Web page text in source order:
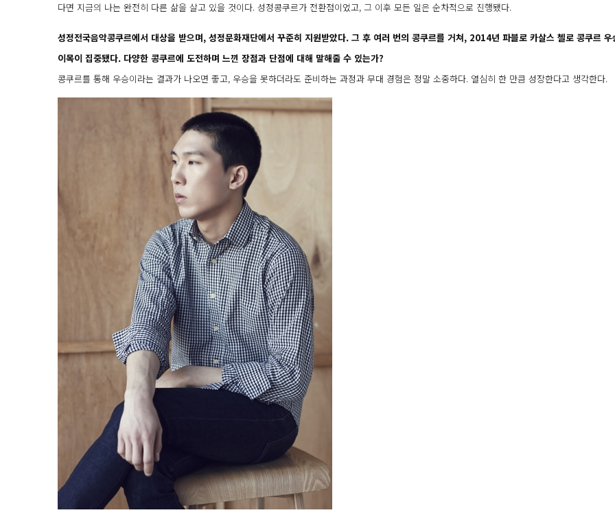
다면 지금의 나는 완전히 다른 삶을 살고 있을 것이다. 성정콩쿠르가 전환점이었고, 그 이후 모든 일은 순차적으로 진행됐다.
성정전국음악콩쿠르에서 대상을 받으며, 성정문화재단에서 꾸준히 지원받았다. 그 후 여러 번의 콩쿠르를 거쳐, 2014년 파블로 카살스 첼로 콩쿠르 우
이목이 집중됐다. 다양한 콩쿠르에 도전하며 느낀 장점과 단점에 대해 말해줄 수 있는가?
콩쿠르를 통해 우승이라는 결과가 나오면 좋고, 우승을 못하더라도 준비하는 과정과 무대 경험은 정말 소중하다. 열심히 한 만큼 성장한다고 생각한다.